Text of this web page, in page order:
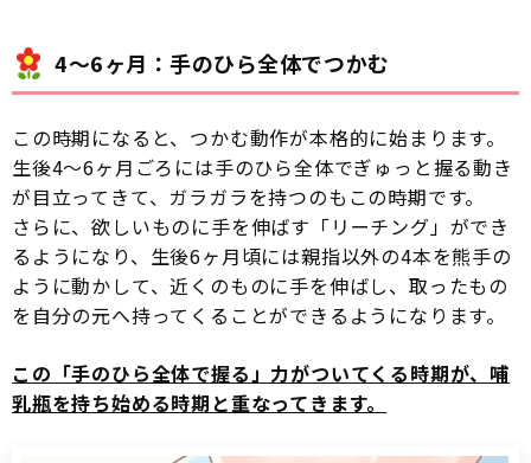
4〜6ヶ月：手のひら全体でつかむ
この時期になると、つかむ動作が本格的に始まります。
生後4〜6ヶ月ごろには手のひら全体でぎゅっと握る動き
が目立ってきて、ガラガラを持つのもこの時期です。
さらに、欲しいものに手を伸ばす「リーチング」ができ
るようになり、生後6ヶ月頃には親指以外の4本を熊手の
ように動かして、近くのものに手を伸ばし、取ったもの
を自分の元へ持ってくることができるようになります。
この「手のひら全体で握る」力がついてくる時期が、哺
乳瓶を持ち始める時期と重なってきます。